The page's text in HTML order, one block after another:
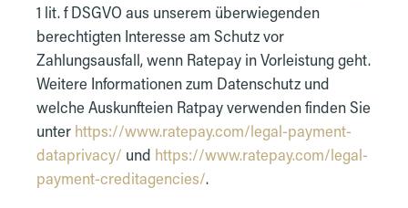
1 lit. f DSGVO aus unserem überwiegenden
berechtigten Interesse am Schutz vor
Zahlungsausfall, wenn Ratepay in Vorleistung geht.
Weitere Informationen zum Datenschutz und
welche Auskunfteien Ratpay verwenden finden Sie
unter https://www.ratepay.com/legal-payment-
dataprivacy/ und https://www.ratepay.com/legal-
payment-creditagencies/.